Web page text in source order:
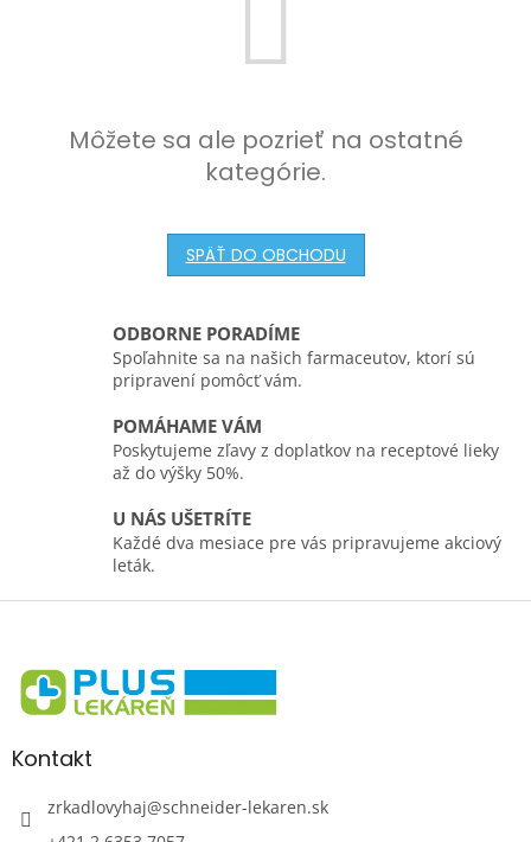
Môžete sa ale pozrieť na ostatné
kategórie.
SPÄŤ DO OBCHODU
ODBORNE PORADÍME
Spoľahnite sa na našich farmaceutov, ktorí sú
pripravení pomôcť vám.
POMÁHAME VÁM
Poskytujeme zľavy z doplatkov na receptové lieky
až do výšky 50%.
U NÁS UŠETRÍTE
Každé dva mesiace pre vás pripravujeme akciový
leták.
Z
eKontakt
zrkadlovyhaj@schneider-lekaren.sk